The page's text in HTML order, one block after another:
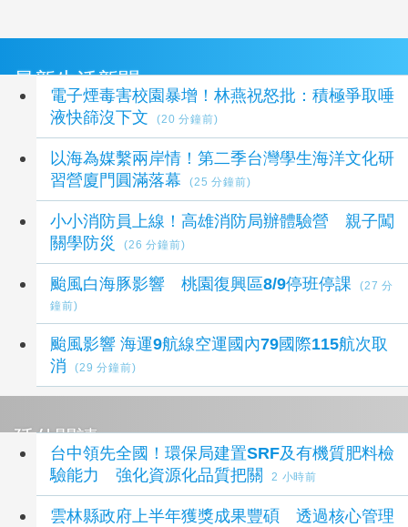
最新生活新聞
電子煙毒害校園暴增！林燕祝怒批：積極爭取唾
液快篩沒下文
(20 分鐘前)
以海為媒繫兩岸情！第二季台灣學生海洋文化研
習營廈門圓滿落幕
(25 分鐘前)
小小消防員上線！高雄消防局辦體驗營 親子闖
關學防災
(26 分鐘前)
颱風白海豚影響 桃園復興區8/9停班停課
(27 分
鐘前)
颱風影響 海運9航線空運國內79國際115航次取
消
(29 分鐘前)
延伸閱讀
台中領先全國！環保局建置SRF及有機質肥料檢
驗能力 強化資源化品質把關
2 小時前
雲林縣政府上半年獲獎成果豐碩 透過核心管理